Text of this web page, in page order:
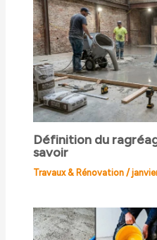
Définition du
savoir
Travaux & Rénovation /